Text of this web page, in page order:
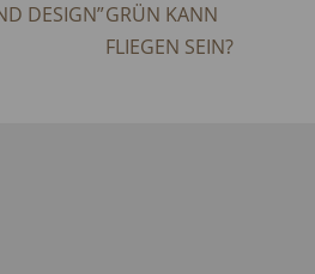
DESIGN”GRÜN KANN
FLIEGEN SEIN?